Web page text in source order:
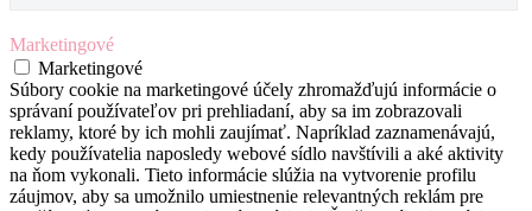
Marketingové
Marketingové
Súbory cookie na marketingové účely zhromažďujú informácie o
správaní používateľov pri prehliadaní, aby sa im zobrazovali
reklamy, ktoré by ich mohli zaujímať. Napríklad zaznamenávajú,
kedy používatelia naposledy webové sídlo navštívili a aké aktivity
na ňom vykonali. Tieto informácie slúžia na vytvorenie profilu
záujmov, aby sa umožnilo umiestnenie relevantných reklám pre